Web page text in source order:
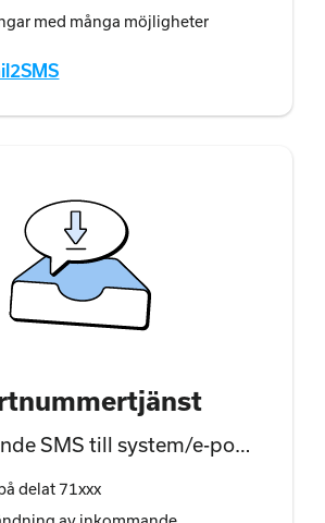
med många möjligheter
SMS till system/e-post
delat 71xxx